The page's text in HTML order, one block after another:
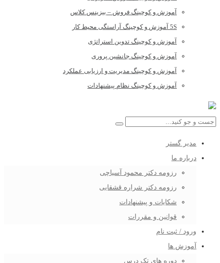
آموزش و کوچینگ فروش – بیزینس کلاس
5S آموزش و کوچینگ آراستگی محیط کار
آموزش و کوچینگ تدوین استراتژی
آموزش و کوچینگ جانشین پروری
آموزش و کوچینگ مدیریت و ارزیابی عملکرد
آموزش و کوچینگ نظام پیشنهادات
مدیر گستر
درباره ما
رزومه دکتر محمود آسیاچی
رزومه دکتر شراره قشقایی
شکایات و پیشنهادات
قوانین و مقررات
ورود / ثبت نام
آموزش ها
دوره های تک درس